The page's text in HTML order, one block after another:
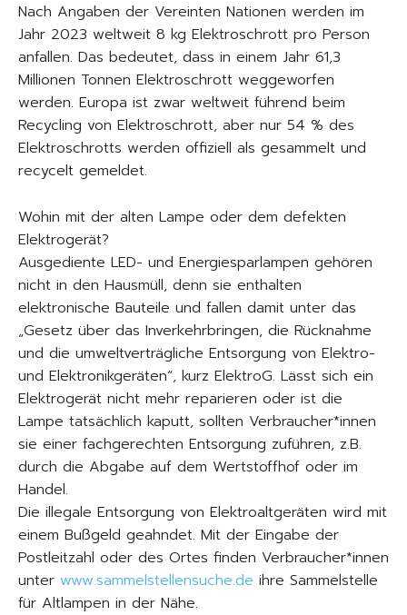
Nach Angaben der Vereinten Nationen werden im
Jahr 2023 weltweit 8 kg Elektroschrott pro Person
anfallen. Das bedeutet, dass in einem Jahr 61,3
Millionen Tonnen Elektroschrott weggeworfen
werden. Europa ist zwar weltweit führend beim
Recycling von Elektroschrott, aber nur 54 % des
Elektroschrotts werden offiziell als gesammelt und
recycelt gemeldet.
Wohin mit der alten Lampe oder dem defekten
Elektrogerät?
Ausgediente LED- und Energiesparlampen gehören
nicht in den Hausmüll, denn sie enthalten
elektronische Bauteile und fallen damit unter das
„Gesetz über das Inverkehrbringen, die Rücknahme
und die umweltverträgliche Entsorgung von Elektro-
und Elektronikgeräten“, kurz ElektroG. Lässt sich ein
Elektrogerät nicht mehr reparieren oder ist die
Lampe tatsächlich kaputt, sollten Verbraucher*innen
sie einer fachgerechten Entsorgung zuführen, z.B.
durch die Abgabe auf dem Wertstoffhof oder im
Handel.
Die illegale Entsorgung von Elektroaltgeräten wird mit
einem Bußgeld geahndet. Mit der Eingabe der
Postleitzahl oder des Ortes finden Verbraucher*innen
unter www.sammelstellensuche.de ihre Sammelstelle
für Altlampen in der Nähe.